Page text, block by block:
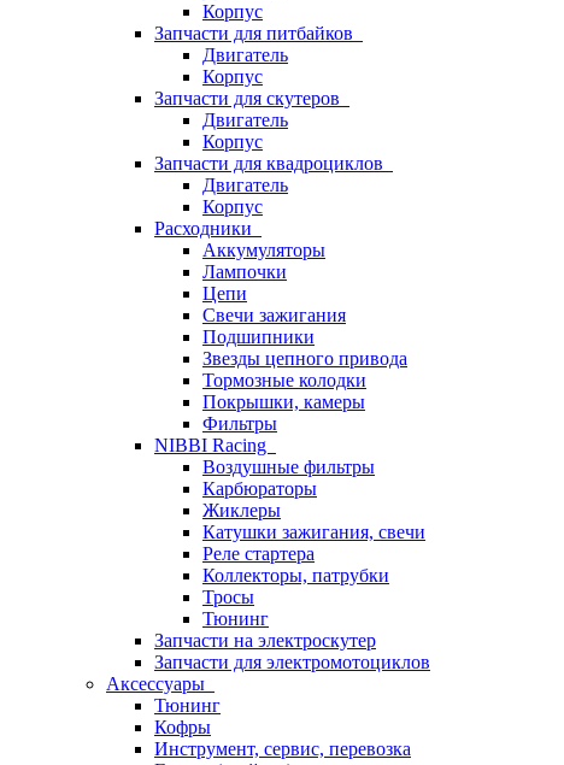
Корпус
Запчасти для питбайков
Двигатель
Корпус
Запчасти для скутеров
Двигатель
Корпус
Запчасти для квадроциклов
Двигатель
Корпус
Расходники
Аккумуляторы
Лампочки
Цепи
Свечи зажигания
Подшипники
Звезды цепного привода
Тормозные колодки
Покрышки, камеры
Фильтры
NIBBI Racing
Воздушные фильтры
Карбюраторы
Жиклеры
Катушки зажигания, свечи
Реле стартера
Коллекторы, патрубки
Тросы
Тюнинг
Запчасти на электроскутер
Запчасти для электромотоциклов
Аксессуары
Тюнинг
Кофры
Инструмент, сервис, перевозка